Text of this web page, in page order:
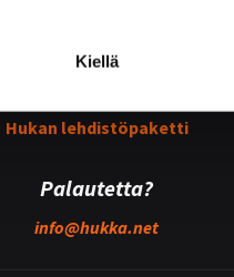
Kiellä
Hukan lehdistöpaketti
Palautetta?
info@hukka.net